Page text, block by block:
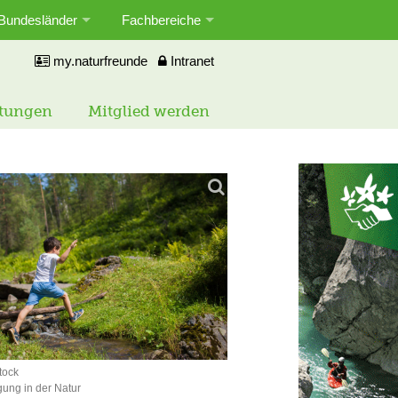
Fachbereiche
my.naturfreunde Intranet
Mitglied werden
in der Natur